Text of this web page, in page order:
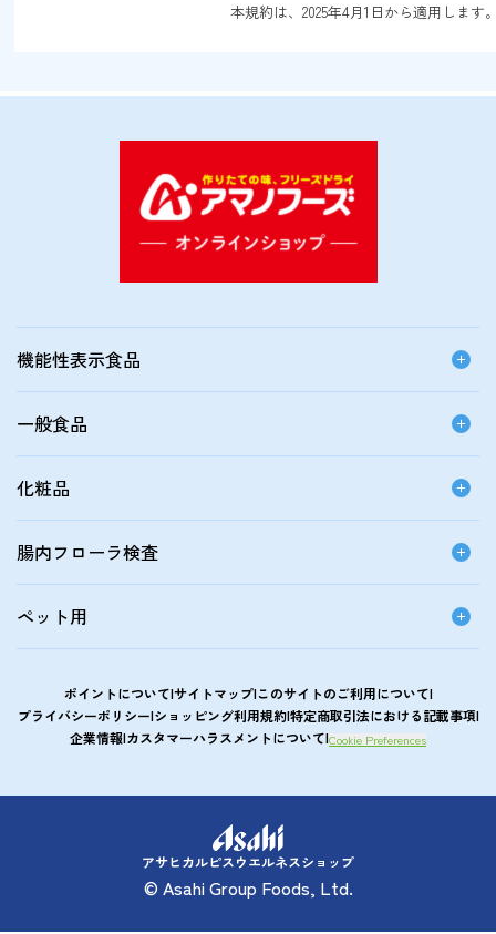
本規約は、2025年4月1日から適用します
機能性表示食品
一般食品
化粧品
腸内フローラ検査
ペット用
ポイントについて サイトマップこのサイトのご利用について
プライバシーポリシー ショッピング利用規約特定商取引法における記載事項
企業情報 カスタマーハラスメントについて Cookie Preferences
アサヒカルピスウエルネスショップ
© Asahi Group Foods, Ltd.